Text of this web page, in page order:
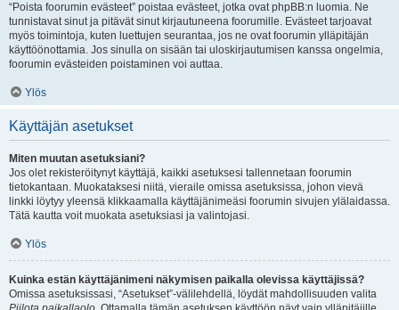
“Poista foorumin evästeet” poistaa evästeet, jotka ovat phpBB:n luomia. Ne
tunnistavat sinut ja pitävät sinut kirjautuneena foorumille. Evästeet tarjoavat
myös toimintoja, kuten luettujen seurantaa, jos ne ovat foorumin ylläpitäjän
käyttöönottamia. Jos sinulla on sisään tai uloskirjautumisen kanssa ongelmia,
foorumin evästeiden poistaminen voi auttaa.
Ylös
Käyttäjän asetukset
Miten muutan asetuksiani?
Jos olet rekisteröitynyt käyttäjä, kaikki asetuksesi tallennetaan foorumin
tietokantaan. Muokataksesi niitä, vieraile omissa asetuksissa, johon vievä
linkki löytyy yleensä klikkaamalla käyttäjänimeäsi foorumin sivujen ylälaidassa.
Tätä kautta voit muokata asetuksiasi ja valintojasi.
Ylös
Kuinka estän käyttäjänimeni näkymisen paikalla olevissa käyttäjissä?
Omissa asetuksissasi, “Asetukset”-välilehdellä, löydät mahdollisuuden valita